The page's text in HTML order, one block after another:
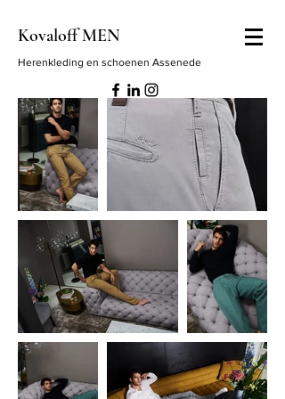
Kovaloff MEN
Herenkleding en schoenen Assenede